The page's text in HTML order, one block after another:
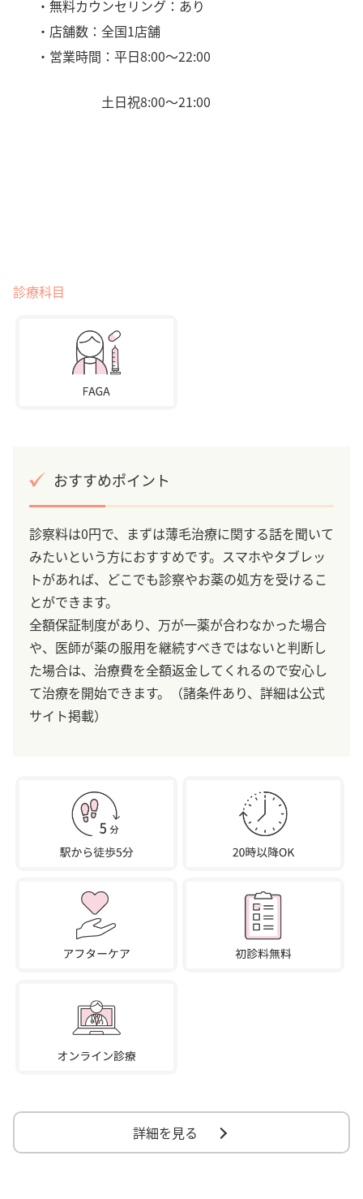
・無料カウンセリング：あり
・店舗数：全国1店舗
・営業時間：平日8:00〜22:00
土日祝8:00〜21:00
診療科目
おすすめポイント
診察料は0円で、まずは薄毛治療に関する話を聞いて
みたいという方におすすめです。スマホやタブレッ
トがあれば、どこでも診察やお薬の処方を受けるこ
とができます。
全額保証制度があり、万が一薬が合わなかった場合
や、医師が薬の服用を継続すべきではないと判断し
た場合は、治療費を全額返金してくれるので安心し
て治療を開始できます。（諸条件あり、詳細は公式
サイト掲載）
詳細を見る